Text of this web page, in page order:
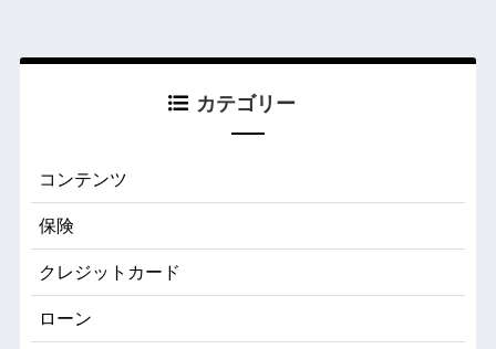
カテゴリー
コンテンツ
保険
クレジットカード
ローン